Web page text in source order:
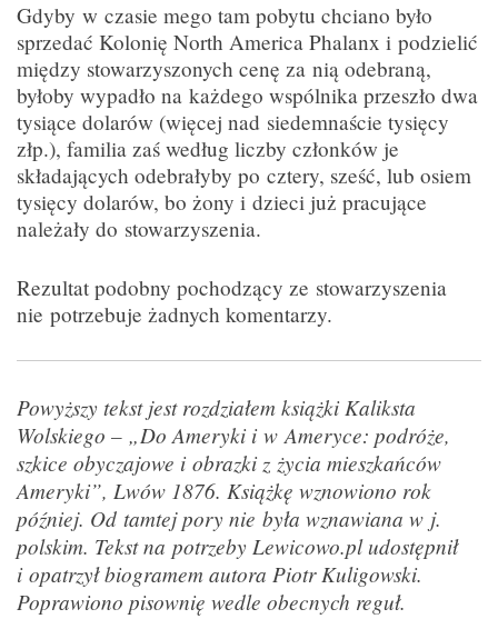
Gdyby w czasie mego tam pobytu chciano było
sprzedać Kolonię North America Phalanx i podzielić
między stowarzyszonych cenę za nią odebraną,
byłoby wypadło na każdego wspólnika przeszło dwa
tysiące dolarów (więcej nad siedemnaście tysięcy
złp.), familia zaś według liczby członków je
składających odebrałyby po cztery, sześć, lub osiem
tysięcy dolarów, bo żony i dzieci już pracujące
należały do stowarzyszenia.
Rezultat podobny pochodzący ze stowarzyszenia
nie potrzebuje żadnych komentarzy.
Powyższy tekst jest rozdziałem książki Kaliksta
Wolskiego – „Do Ameryki i w Ameryce: podróże,
szkice obyczajowe i obrazki z życia mieszkańców
Ameryki”, Lwów 1876. Książkę wznowiono rok
później. Od tamtej pory nie była wznawiana w j.
polskim. Tekst na potrzeby Lewicowo.pl udostępnił
i opatrzył biogramem autora Piotr Kuligowski.
Poprawiono pisownię wedle obecnych reguł.